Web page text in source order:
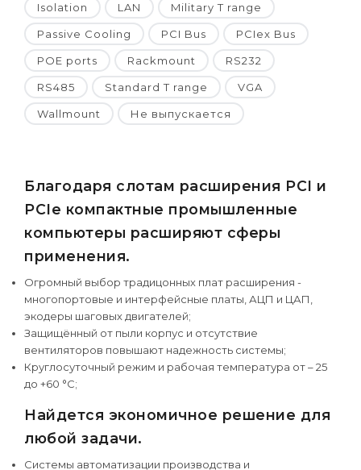
Isolation LAN Military T range
Passive Cooling PCI Bus PCIex Bus
POE ports Rackmount RS232
RS485 Standard T range VGA
Wallmount Не выпускается
Благодаря слотам расширения PCI и
PCIe компактные промышленные
компьютеры расширяют сферы
применения.
Огромный выбор традицонных плат расширения -
многопортовые и интерфейсные платы, АЦП и ЦАП,
экодеры шаговых двигателей;
Защищённый от пыли корпус и отсутствие
вентиляторов повышают надежность системы;
Круглосуточный режим и рабочая температура от – 25
до +60 °С;
Найдется экономичное решение для
любой задачи.
Системы автоматизации производства и